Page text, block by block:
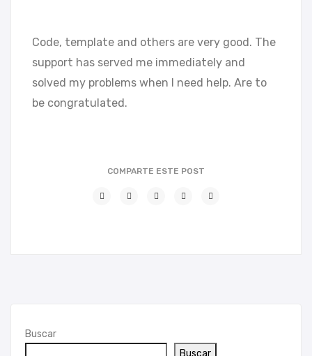
Code, template and others are very good. The
support has served me immediately and
solved my problems when I need help. Are to
be congratulated.
COMPARTE ESTE POST
Buscar
Buscar